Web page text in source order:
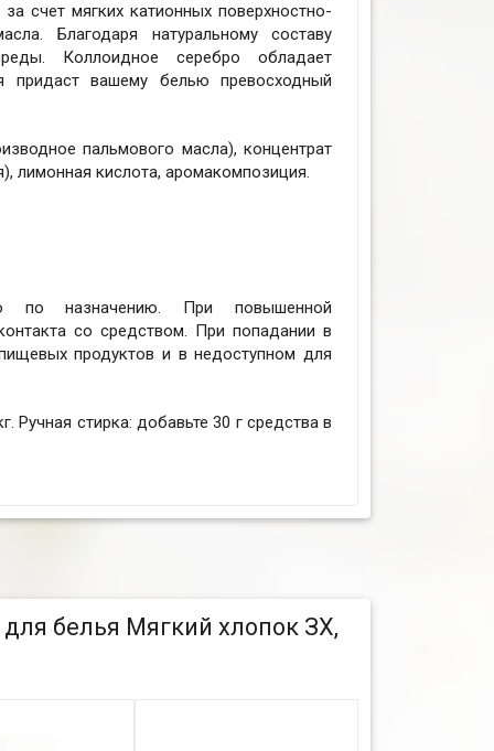
счет мягких катионных поверхностно-
Благодаря натуральному составу
Коллоидное серебро обладает
придаст вашему белью превосходный
пальмового масла), концентрат
лимонная кислота, аромакомпозиция.
по назначению. При повышенной
со средством. При попадании в
продуктов и в недоступном для
Ручная стирка: добавьте 30 г средства в
белья Мягкий хлопок ЗХ,